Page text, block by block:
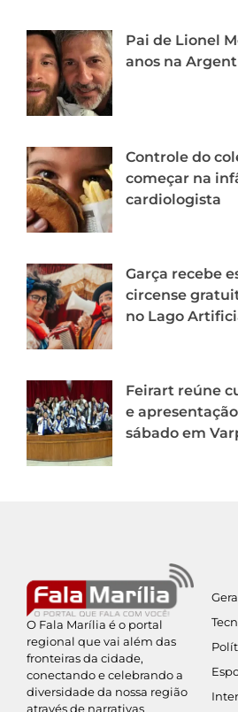
Pai de Lionel
anos na
Controle do
começar na
cardiologista
Garça recebe
circense
no Lago
Feirart reúne
e
sábado em
O Fala Marília é o portal
regional que vai além das
fronteiras da cidade,
conectando e celebrando a
diversidade da nossa região
através de narrativas